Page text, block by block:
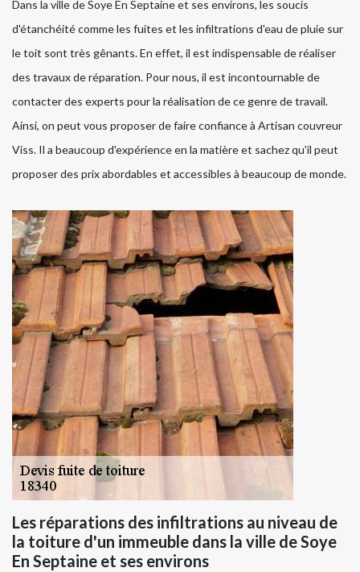
Dans la ville de Soye En Septaine et ses environs, les soucis
d'étanchéité comme les fuites et les infiltrations d'eau de pluie sur
le toit sont très gênants. En effet, il est indispensable de réaliser
des travaux de réparation. Pour nous, il est incontournable de
contacter des experts pour la réalisation de ce genre de travail.
Ainsi, on peut vous proposer de faire confiance à Artisan couvreur
Viss. Il a beaucoup d'expérience en la matière et sachez qu'il peut
proposer des prix abordables et accessibles à beaucoup de monde.
Les réparations des infiltrations au niveau de
la toiture d'un immeuble dans la ville de Soye
En Septaine et ses environs